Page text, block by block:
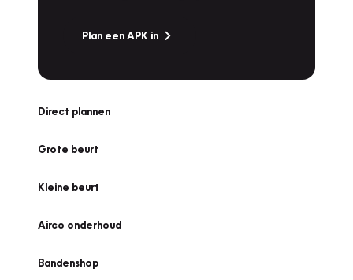
Plan een APK in
Direct plannen
Grote beurt
Kleine beurt
Airco onderhoud
Bandenshop